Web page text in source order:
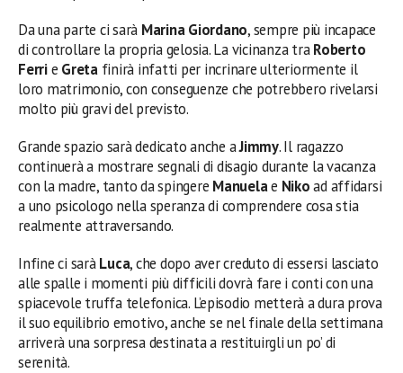
Da una parte ci sarà Marina Giordano, sempre più incapace
di controllare la propria gelosia. La vicinanza traRoberto
Ferrie Gretafinirà infatti per incrinare ulteriormente il
loro matrimonio, con conseguenze che potrebbero rivelarsi
molto più gravi del previsto.
Grande spazio sarà dedicato anche aJimmy. Il ragazzo
continuerà a mostrare segnali di disagio durante la vacanza
con la madre, tanto da spingere Manuelae Nikoad affidarsi
a uno psicologo nella speranza di comprendere cosa stia
realmente attraversando.
Infine ci saràLuca, che dopo aver creduto di essersi lasciato
alle spalle i momenti più difficili dovrà fare i conti con una
spiacevole truffa telefonica. L’episodio metterà a dura prova
il suo equilibrio emotivo, anche se nel finale della settimana
arriverà una sorpresa destinata a restituirgli un po’ di
serenità.